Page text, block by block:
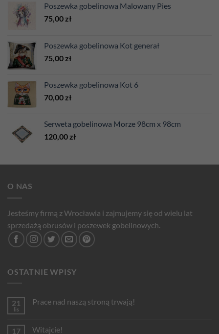
Poszewka gobelinowa Malowany Pies
75,00 zł
Poszewka gobelinowa Kot generał
75,00 zł
Poszewka gobelinowa Kot 6
70,00 zł
Serweta gobelinowa Morze 98cm x 98cm
120,00 zł
O NAS
Jesteśmy firmą z Wrocławia i zajmujemy się od wielu lat
sprzedażą obrusów i poszewek gobelinowych.
OSTATNIE WPISY
21
lis
Prace nad naszą stroną trwają!
Prace
17 Witajcie!